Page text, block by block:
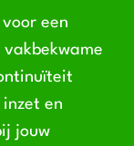
een
en
jouw